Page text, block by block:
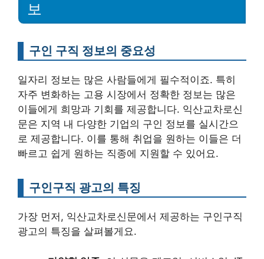
보
구인 구직 정보의 중요성
일자리 정보는 많은 사람들에게 필수적이죠. 특히
자주 변화하는 고용 시장에서 정확한 정보는 많은
이들에게 희망과 기회를 제공합니다. 익산교차로신
문은 지역 내 다양한 기업의 구인 정보를 실시간으
로 제공합니다. 이를 통해 취업을 원하는 이들은 더
빠르고 쉽게 원하는 직종에 지원할 수 있어요.
구인구직 광고의 특징
가장 먼저, 익산교차로신문에서 제공하는 구인구직
광고의 특징을 살펴볼게요.